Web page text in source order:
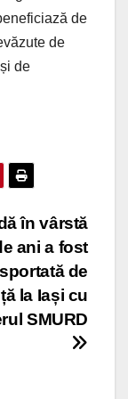
de
de
de
în vârstă
ani a fost
de
la Iași cu
SMURD